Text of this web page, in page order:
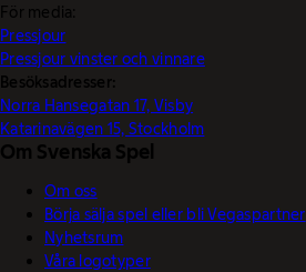
För media:
Pressjour
Pressjour vinster och vinnare
Besöksadresser:
Norra Hansegatan 17, Visby
Katarinavägen 15, Stockholm
Om Svenska Spel
Om oss
Börja sälja spel eller bli Vegaspartner
Nyhetsrum
Våra logotyper